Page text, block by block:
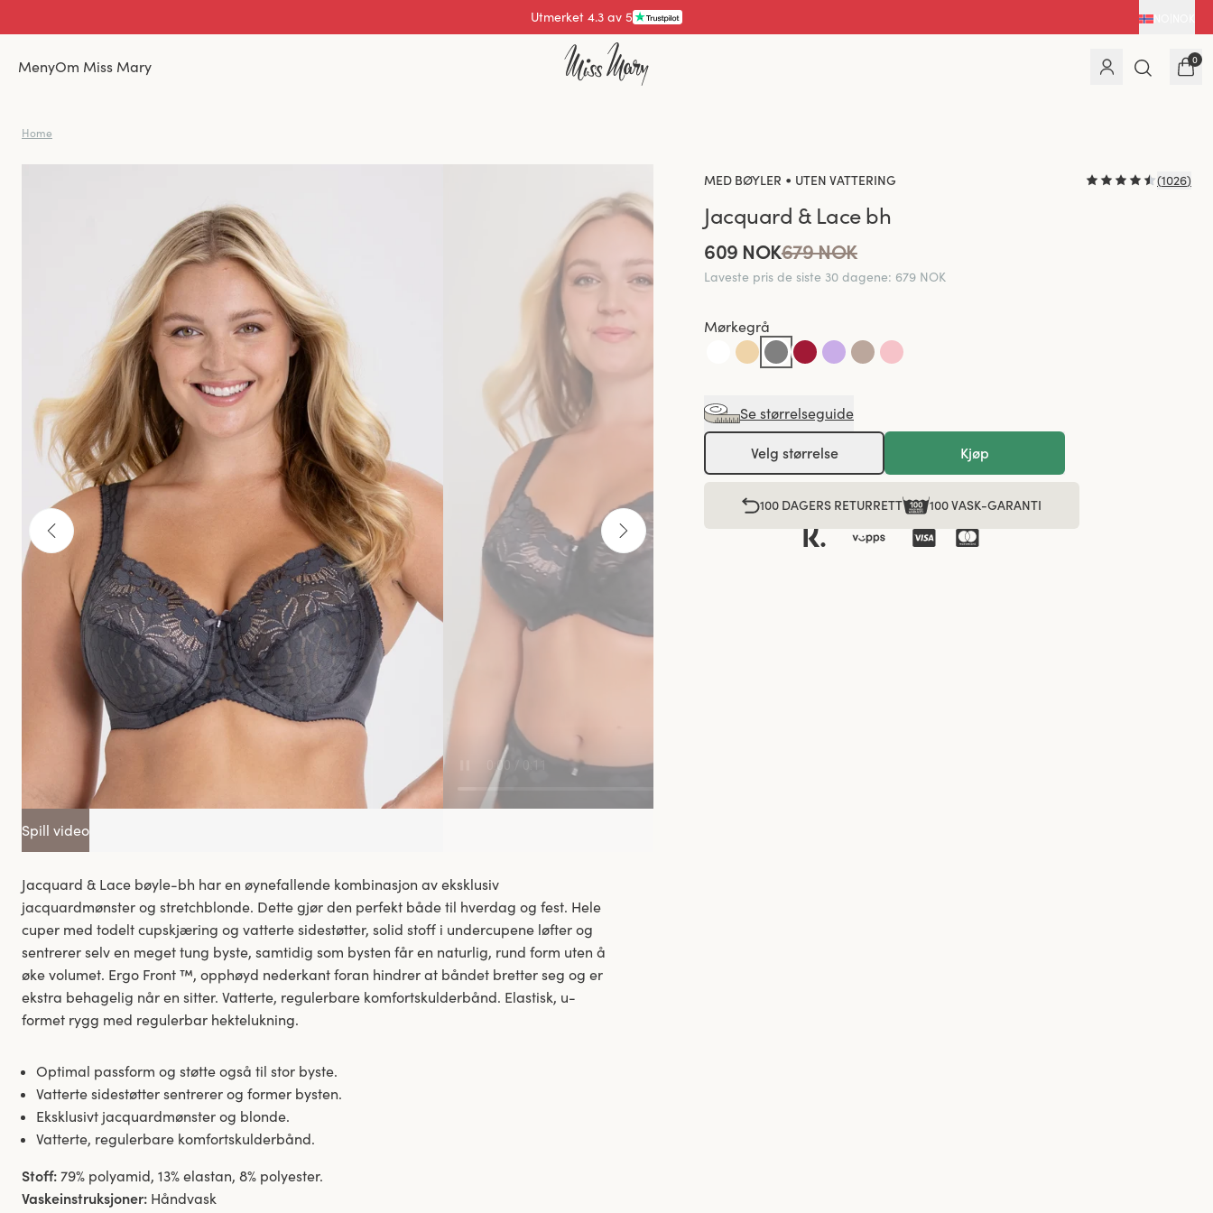
Utmerket 4.3 av 5
MenyOm Miss Mary 0
Home
Spill video
MED BØYLER • UTEN VATTERING (1026)
Jacquard & Lace bh
609 NOK679 NOK
Laveste pris de siste 30 dagene: 679 NOK
Mørkegrå
Se størrelseguide
Velg størrelse Kjøp
100 DAGERS RETURRETT 100 VASK-GARANTI
Jacquard & Lace bøyle-bh har en øynefallende kombinasjon av eksklusiv
jacquardmønster og stretchblonde. Dette gjør den perfekt både til hverdag og fest. Hele
cuper med todelt cupskjæring og vatterte sidestøtter, solid stoff i undercupene løfter og
sentrerer selv en meget tung byste, samtidig som bysten får en naturlig, rund form uten å
øke volumet. Ergo Front ™, opphøyd nederkant foran hindrer at båndet bretter seg og er
ekstra behagelig når en sitter. Vatterte, regulerbare komfortskulderbånd. Elastisk, u-
formet rygg med regulerbar hektelukning.
Optimal passform og støtte også til stor byste.
Vatterte sidestøtter sentrerer og former bysten.
Eksklusivt jacquardmønster og blonde.
Vatterte, regulerbare komfortskulderbånd.
Stoff: 79% polyamid, 13% elastan, 8% polyester.
Vaskeinstruksjoner: Håndvask